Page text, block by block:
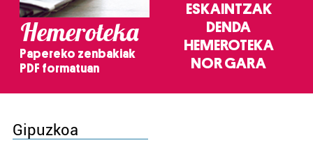
Hemeroteka
Papereko zenbakiak
PDF formatuan
ESKAINTZAK
DENDA
HEMEROTEKA
NOR GARA
Gipuzkoa